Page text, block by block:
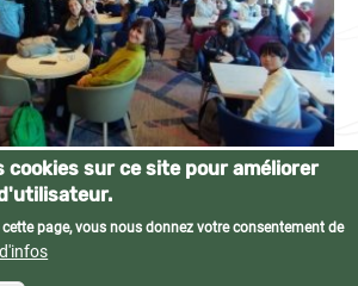
Tous droits réservés •Mentions légales•Plan du
site
cookies sur ce site pour améliorer
page, vous nous donnez votre consentement de